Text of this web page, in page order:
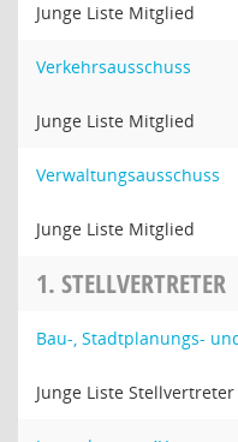
Junge Liste Mitglied
Verkehrsausschuss
Junge Liste Mitglied
Verwaltungsausschuss
Junge Liste Mitglied
1. STELLVERTRETER
Bau-, Stadtplanungs-
Junge Liste Stellvertreter